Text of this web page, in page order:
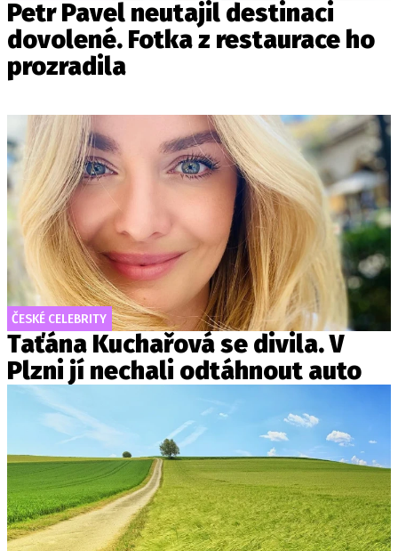
Petr Pavel neutajil destinaci
dovolené. Fotka z restaurace ho
prozradila
ČESKÉ CELEBRITY
Taťána Kuchařová se divila. V
Plzni jí nechali odtáhnout auto